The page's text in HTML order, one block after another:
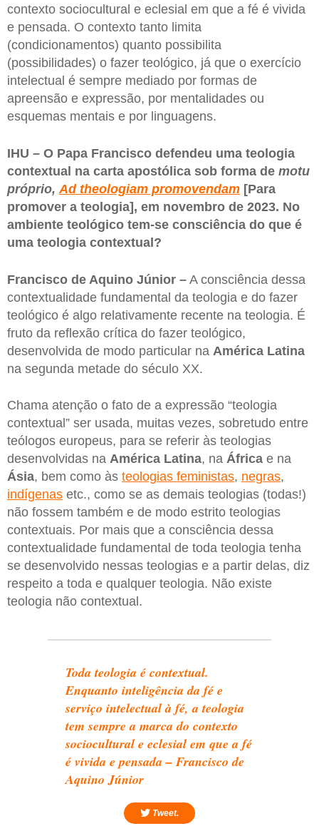
contexto sociocultural e eclesial em que a fé é vivida
e pensada. O contexto tanto limita
(condicionamentos) quanto possibilita
(possibilidades) o fazer teológico, já que o exercício
intelectual é sempre mediado por formas de
apreensão e expressão, por mentalidades ou
esquemas mentais e por linguagens.
IHU – O Papa Francisco defendeu uma teologia
contextual na carta apostólica sob forma de motu
próprio, Ad theologiam promovendam [Para
promover a teologia], em novembro de 2023. No
ambiente teológico tem-se consciência do que é
uma teologia contextual?
Francisco de Aquino Júnior – A consciência dessa
contextualidade fundamental da teologia e do fazer
teológico é algo relativamente recente na teologia. É
fruto da reflexão crítica do fazer teológico,
desenvolvida de modo particular na América Latina
na segunda metade do século XX.
Chama atenção o fato de a expressão “teologia
contextual” ser usada, muitas vezes, sobretudo entre
teólogos europeus, para se referir às teologias
desenvolvidas na América Latina, na África e na
Ásia, bem como às teologias feministas, negras,
indígenas etc., como se as demais teologias (todas!)
não fossem também e de modo estrito teologias
contextuais. Por mais que a consciência dessa
contextualidade fundamental de toda teologia tenha
se desenvolvido nessas teologias e a partir delas, diz
respeito a toda e qualquer teologia. Não existe
teologia não contextual.
Toda teologia é contextual.
Enquanto inteligência da fé e
serviço intelectual à fé, a teologia
tem sempre a marca do contexto
sociocultural e eclesial em que a fé
é vivida e pensada – Francisco de
Aquino Júnior
Tweet.